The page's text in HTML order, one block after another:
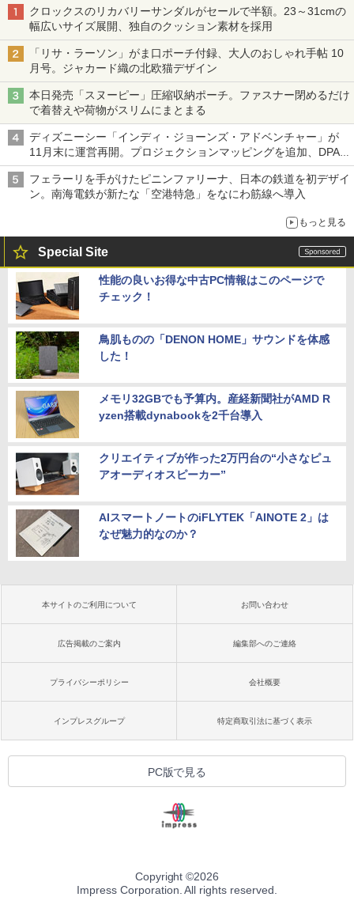
クロックスのリカバリーサンダルがセールで半額。23～31cmの
幅広いサイズ展開、独自のクッション素材を採用
「リサ・ラーソン」がま口ポーチ付録、大人のおしゃれ手帖 10
月号。ジャカード織の北欧猫デザイン
本日発売「スヌーピー」圧縮収納ポーチ。ファスナー閉めるだけ
で着替えや荷物がスリムにまとまる
ディズニーシー「インディ・ジョーンズ・アドベンチャー」が
11月末に運営再開。プロジェクションマッピングを追加、DPA
は1500円
フェラーリを手がけたピニンファリーナ、日本の鉄道を初デザイ
ン。南海電鉄が新たな「空港特急」をなにわ筋線へ導入
もっと見る
Special Site
性能の良いお得な中古PC情報はこのページで
チェック！
鳥肌ものの「DENON HOME」サウンドを体感
した！
メモリ32GBでも予算内。産経新聞社がAMD R
yzen搭載dynabookを2千台導入
クリエイティブが作った2万円台の“小さなピュ
アオーディオスピーカー”
AIスマートノートのiFLYTEK「AINOTE 2」は
なぜ魅力的なのか？
本サイトのご利用について お問い合わせ
広告掲載のご案内 編集部へのご連絡
プライバシーポリシー 会社概要
インプレスグループ 特定商取引法に基づく表示
PC版で見る
Copyright ©2026
Impress Corporation. All rights reserved.